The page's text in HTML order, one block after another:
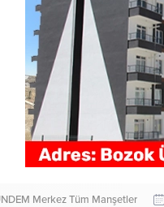
MerkezTüm Manşetler